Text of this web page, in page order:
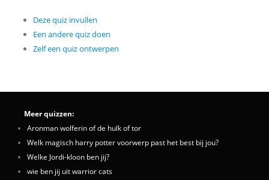
Deze quiz invullen
Een andere quiz doen
Zelf een quiz ontwerpen
Meer quizzen:
Aronman wolferin of de hulk of tor
Welk magisch harry potter voorwerp past het best bij jou?
Welke Jordi-kloon ben jij?
wie ben jij uit warrior cats